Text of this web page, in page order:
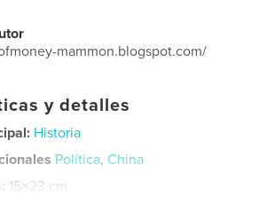
mammon.blogspot.com/
y detalles
Historia
Política, China
15×23 cm